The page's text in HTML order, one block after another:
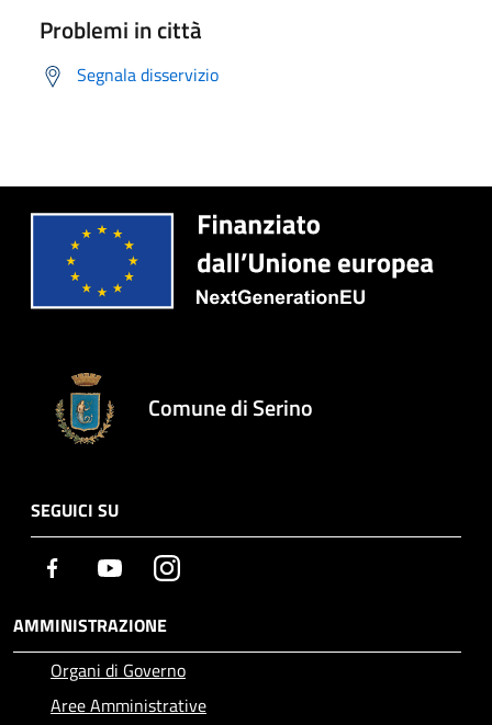
Problemi in città
Segnala disservizio
Comune di Serino
SEGUICI SU
Facebook YoutubeInstagram
AMMINISTRAZIONE
Organi di Governo
Aree Amministrative